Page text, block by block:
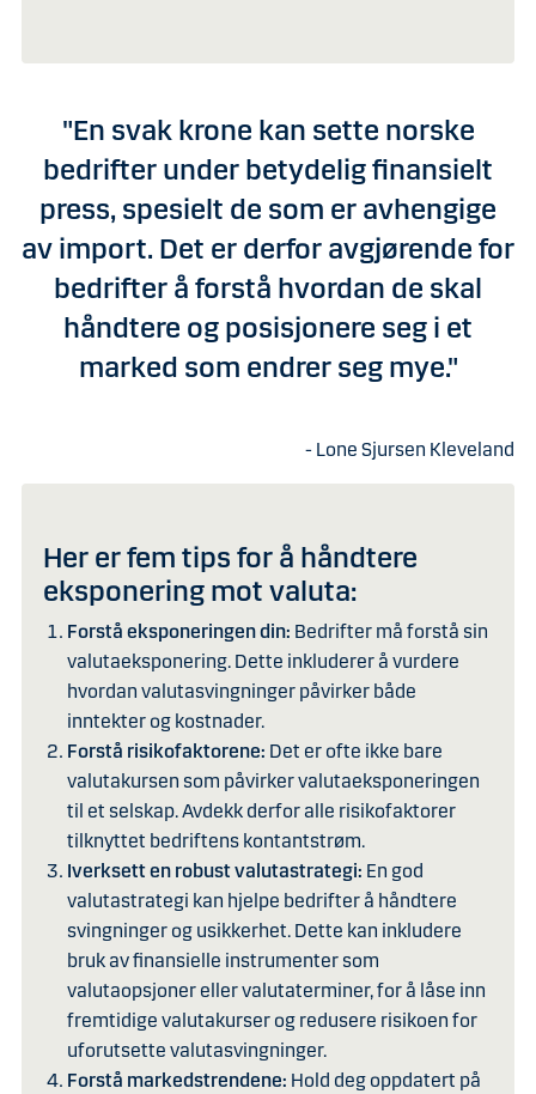
"En svak krone kan sette norske
bedrifter under betydelig finansielt
press, spesielt de som er avhengige
av import. Det er derfor avgjørende for
bedrifter å forstå hvordan de skal
håndtere og posisjonere seg i et
marked som endrer seg mye."
- Lone Sjursen Kleveland
Her er fem tips for å håndtere
eksponering mot valuta:
Forstå eksponeringen din: Bedrifter må forstå sin
valutaeksponering. Dette inkluderer å vurdere
hvordan valutasvingninger påvirker både
inntekter og kostnader.
Forstå risikofaktorene: Det er ofte ikke bare
valutakursen som påvirker valutaeksponeringen
til et selskap. Avdekk derfor alle risikofaktorer
tilknyttet bedriftens kontantstrøm.
Iverksett en robust valutastrategi: En god
valutastrategi kan hjelpe bedrifter å håndtere
svingninger og usikkerhet. Dette kan inkludere
bruk av finansielle instrumenter som
valutaopsjoner eller valutaterminer, for å låse inn
fremtidige valutakurser og redusere risikoen for
uforutsette valutasvingninger.
Forstå markedstrendene: Hold deg oppdatert på